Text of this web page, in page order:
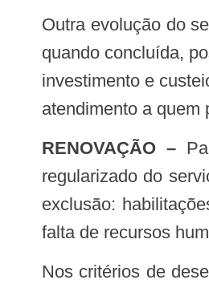
Outra evolução do serviço é a instalação de equipamento para rastreamento dos veículos. Uma licitação está em andamento e,
quando concluída,
investimento e
atendimento a quem
RENOVAÇÃO –
regularizado do
exclusão:
falta de recursos
Nos critérios de desempate, são levados em conta os municípios que estão há mais tempo sem renovação, os que têm menor